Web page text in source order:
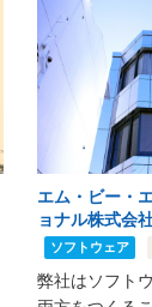
エム・ビー・
ョナル株式会
ソフトウェア
弊社はソフト